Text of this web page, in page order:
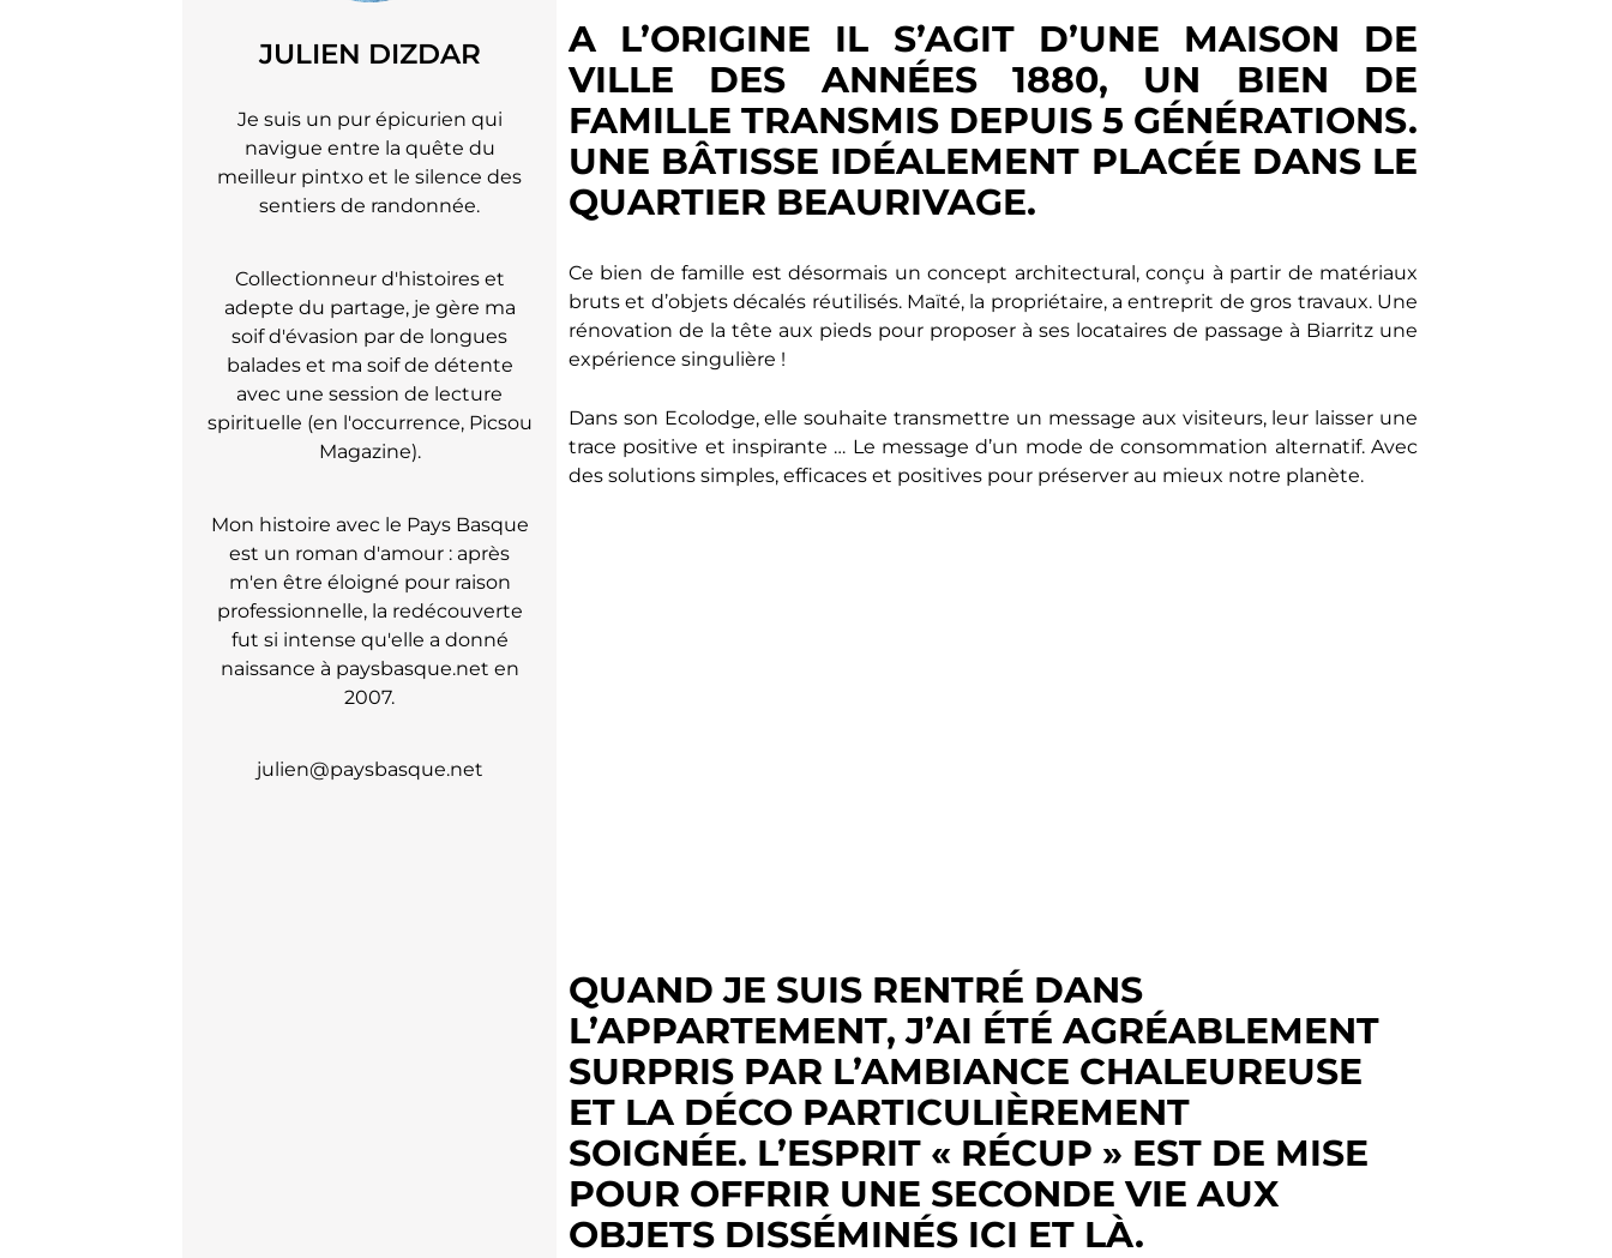
JULIEN DIZDAR
Je suis un pur épicurien qui
navigue entre la quête du
meilleur pintxo et le silence des
sentiers de randonnée.
Collectionneur d'histoires et
adepte du partage, je gère ma
soif d'évasion par de longues
balades et ma soif de détente
avec une session de lecture
spirituelle (en l'occurrence, Picsou
Magazine).
Mon histoire avec le Pays Basque
est un roman d'amour : après
m'en être éloigné pour raison
professionnelle, la redécouverte
fut si intense qu'elle a donné
naissance à paysbasque.net en
2007.
julien@paysbasque.net
A L’ORIGINE IL S’AGIT D’UNE MAISON DE
VILLE DES ANNÉES 1880, UN BIEN DE
FAMILLE TRANSMIS DEPUIS 5 GÉNÉRATIONS.
UNE BÂTISSE IDÉALEMENT PLACÉE DANS LE
QUARTIER BEAURIVAGE.
Ce bien de famille est désormais un concept architectural, conçu à partir de matériaux
bruts et d’objets décalés réutilisés. Maïté, la propriétaire, a entreprit de gros travaux. Une
rénovation de la tête aux pieds pour proposer à ses locataires de passage à Biarritz une
expérience singulière !
Dans son Ecolodge, elle souhaite transmettre un message aux visiteurs, leur laisser une
trace positive et inspirante … Le message d’un mode de consommation alternatif. Avec
des solutions simples, efficaces et positives pour préserver au mieux notre planète.
QUAND JE SUIS RENTRÉ DANS
L’APPARTEMENT, J’AI ÉTÉ AGRÉABLEMENT
SURPRIS PAR L’AMBIANCE CHALEUREUSE
ET LA DÉCO PARTICULIÈREMENT
SOIGNÉE. L’ESPRIT « RÉCUP » EST DE MISE
POUR OFFRIR UNE SECONDE VIE AUX
OBJETS DISSÉMINÉS ICI ET LÀ.